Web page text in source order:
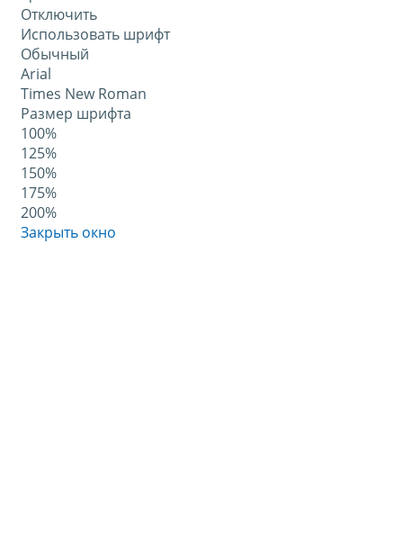
Отключить
Использовать шрифт
Обычный
Arial
Times New Roman
Размер шрифта
100%
125%
150%
175%
200%
Закрыть окно